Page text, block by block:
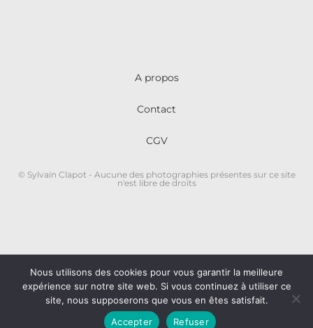
A propos
Contact
CGV
© Sylvain Clapot - Aucune des photographies présentes sur ce site
n'est libre de droits
Nous utilisons des cookies pour vous garantir la meilleure
expérience sur notre site web. Si vous continuez à utiliser ce
site, nous supposerons que vous en êtes satisfait.
Accepter
Refuser